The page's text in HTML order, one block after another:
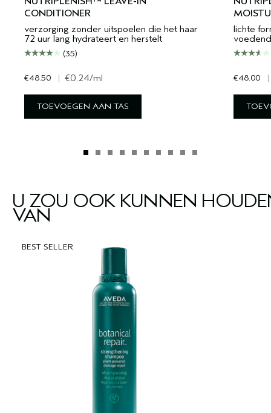
CONDITIONER
verzorging zonder uitspoelen die het haar
72 uur lang hydrateert en herstelt
(35)
€48.50 | €0.24/ml
TOEVOEGEN AAN TAS
lichte
€48.00 |
U ZOU OOK KUNNEN
VAN
BEST SELLER